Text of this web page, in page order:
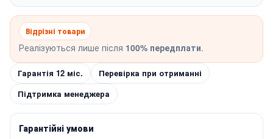
Відрізні товари
Реалізуються лише після 100% передплати.
Гарантія 12 міс.
Перевірка при отриманні
Підтримка менеджера
Гарантійні умови